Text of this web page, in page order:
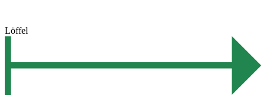
Löffel